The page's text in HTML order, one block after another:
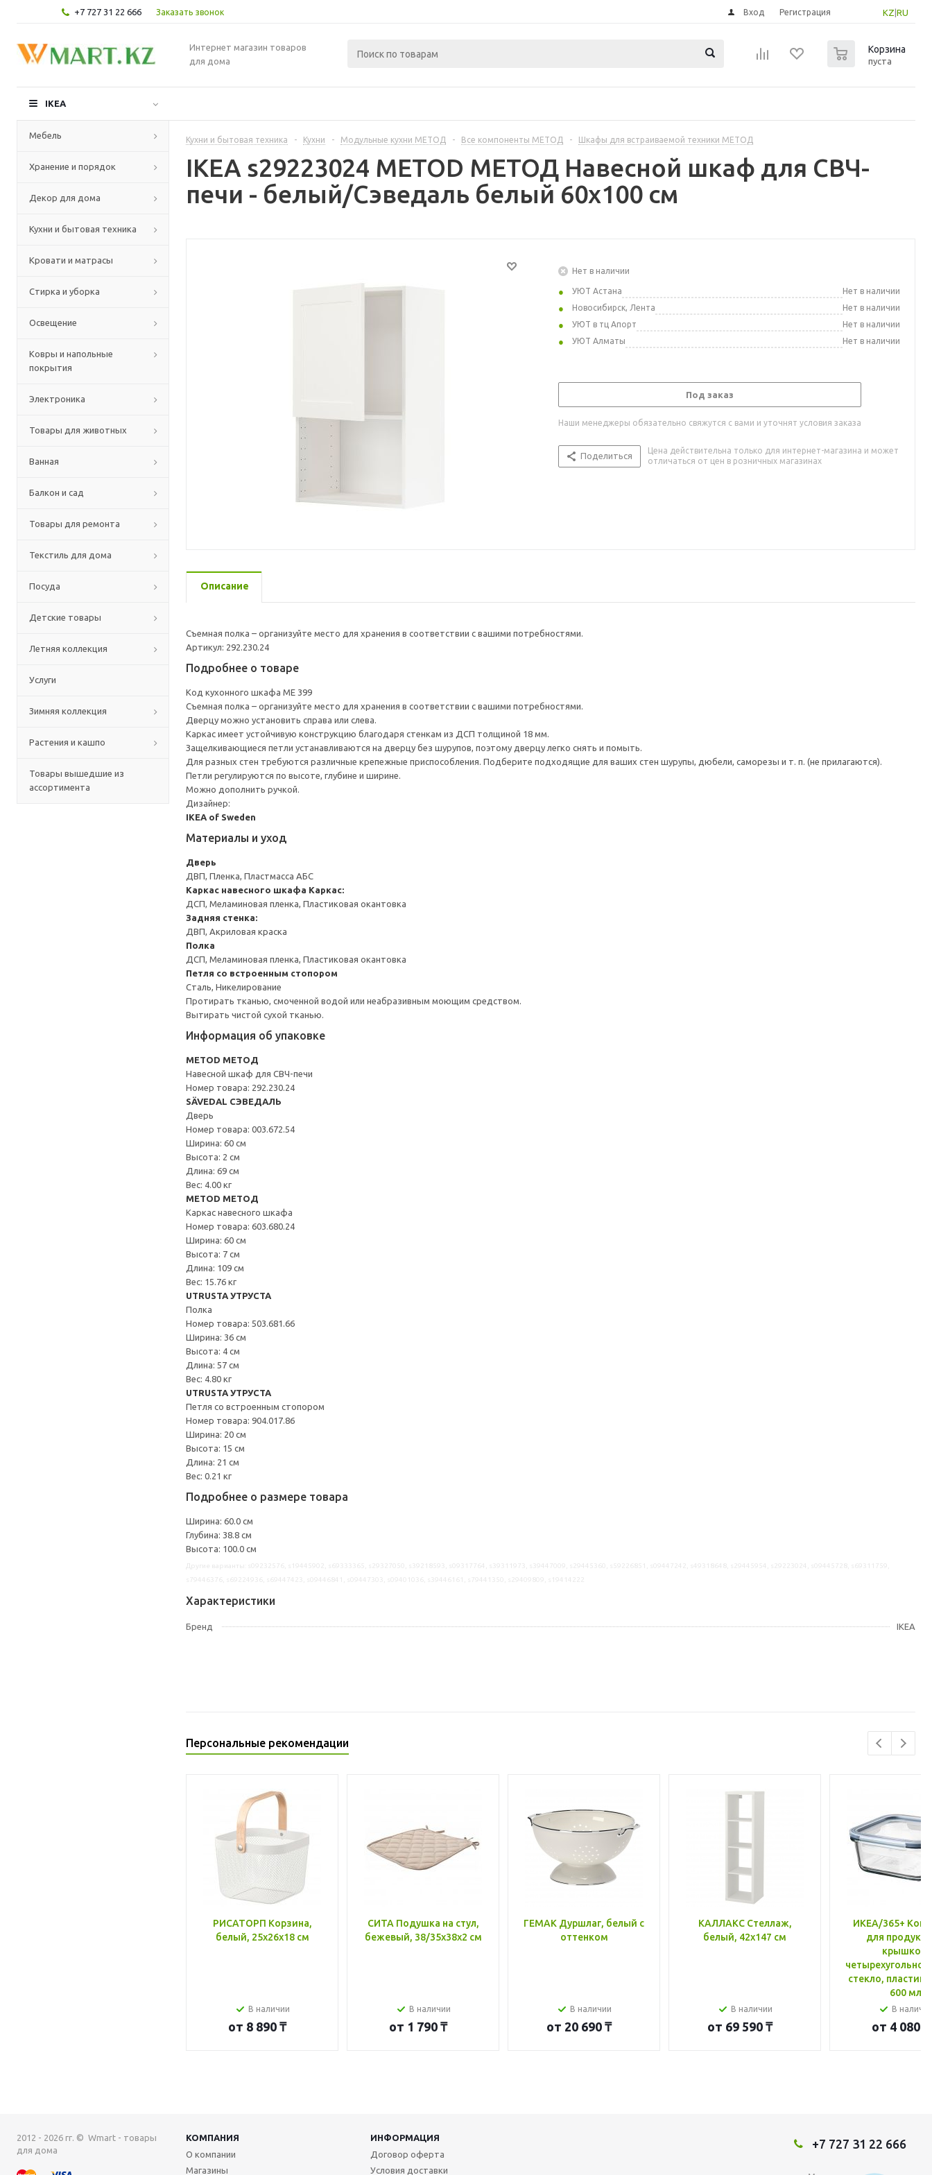
+7 727 31 22 666 Заказать звонок KZ RU
Вход Регистрация
Интернет магазин товаров
для дома
Корзина
пуста
IKEA
Мебель
Хранение и порядок
Декор для дома
Кухни и бытовая техника
Кровати и матрасы
Стирка и уборка
Освещение
Ковры и напольные
покрытия
Электроника
Товары для животных
Ванная
Балкон и сад
Товары для ремонта
Текстиль для дома
Посуда
Детские товары
Летняя коллекция
Услуги
Зимняя коллекция
Растения и кашпо
Товары вышедшие из
ассортимента
Кухни и бытовая техника - Кухни - Модульные кухни МЕТОД - Все компоненты МЕТОД - Шкафы для встраиваемой техники МЕТОД
IKEA s29223024 METOD МЕТОД Навесной шкаф для СВЧ-
печи - белый/Сэведаль белый 60x100 см
Нет в наличии
УЮТ Астана
Нет в наличии
Новосибирск, Лента
Нет в наличии
УЮТ в тц Апорт
Нет в наличии
УЮТ Алматы
Нет в наличии
Под заказ
Наши менеджеры обязательно свяжутся с вами и уточнят условия заказа
Поделиться
Цена действительна только для интернет-магазина и может
отличаться от цен в розничных магазинах
Описание
Съемная полка – организуйте место для хранения в соответствии с вашими потребностями.
Артикул: 292.230.24
Подробнее о товаре
Код кухонного шкафа ME 399
Съемная полка – организуйте место для хранения в соответствии с вашими потребностями.
Дверцу можно установить справа или слева.
Каркас имеет устойчивую конструкцию благодаря стенкам из ДСП толщиной 18 мм.
Защелкивающиеся петли устанавливаются на дверцу без шурупов, поэтому дверцу легко снять и помыть.
Для разных стен требуются различные крепежные приспособления. Подберите подходящие для ваших стен шурупы, дюбели, саморезы и т. п. (не прилагаются).
Петли регулируются по высоте, глубине и ширине.
Можно дополнить ручкой.
Дизайнер:
IKEA of Sweden
Материалы и уход
Дверь
ДВП, Пленка, Пластмасса АБС
Каркас навесного шкафа Каркас:
ДСП, Меламиновая пленка, Пластиковая окантовка
Задняя стенка:
ДВП, Акриловая краска
Полка
ДСП, Меламиновая пленка, Пластиковая окантовка
Петля со встроенным стопором
Сталь, Никелирование
Протирать тканью, смоченной водой или неабразивным моющим средством.
Вытирать чистой сухой тканью.
Информация об упаковке
METOD МЕТОД
Навесной шкаф для СВЧ-печи
Номер товара: 292.230.24
SÄVEDAL СЭВЕДАЛЬ
Дверь
Номер товара: 003.672.54
Ширина: 60 см
Высота: 2 см
Длина: 69 см
Вес: 4.00 кг
METOD МЕТОД
Каркас навесного шкафа
Номер товара: 603.680.24
Ширина: 60 см
Высота: 7 см
Длина: 109 см
Вес: 15.76 кг
UTRUSTA УТРУСТА
Полка
Номер товара: 503.681.66
Ширина: 36 см
Высота: 4 см
Длина: 57 см
Вес: 4.80 кг
UTRUSTA УТРУСТА
Петля со встроенным стопором
Номер товара: 904.017.86
Ширина: 20 см
Высота: 15 см
Длина: 21 см
Вес: 0.21 кг
Подробнее о размере товара
Ширина: 60.0 см
Глубина: 38.8 см
Высота: 100.0 см
Характеристики
Бренд IKEA
Персональные рекомендации
РИСАТОРП Корзина,
белый, 25x26x18 см
В наличии
от 8 890 ₸
СИТА Подушка на стул,
бежевый, 38/35x38x2 см
В наличии
от 1 790 ₸
ГЕМАК Дуршлаг, белый с
оттенком
В наличии
от 20 690 ₸
КАЛЛАКС Стеллаж,
белый, 42x147 см
В наличии
от 69 590 ₸
ИКЕА/365+
для
крышкой,
стекло, пластик
600 мл
В
от 4 080 ₸
2012 - 2026 гг. © Wmart - товары
для дома
КОМПАНИЯ
ИНФОРМАЦИЯ
О компании
Магазины
Договор оферта
Условия доставки
+7 727 31 22 666